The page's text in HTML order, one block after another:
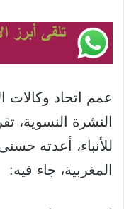
عمم اتحاد وكالات
النشرة النسوية،
للأنباء، أعدته
المغربية، جاء فيه: